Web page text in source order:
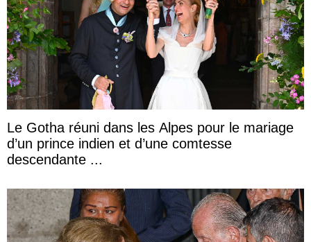
Le Gotha réuni dans les Alpes pour le mariage
d’un prince indien et d’une comtesse
descendante ...